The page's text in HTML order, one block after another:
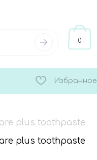
0
Избранное
plus toothpaste
plus toothpaste